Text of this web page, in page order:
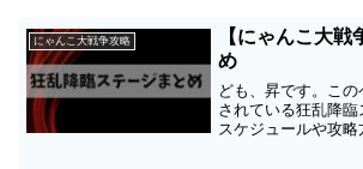
にゃんこ大戦争攻略
【にゃんこ大戦
め
ども、昇です。こ
されている狂乱降臨
スケジュールや攻略